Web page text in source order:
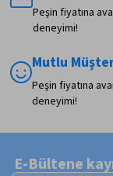
Peşin fiyatına
deneyimi!
Mutlu
Peşin fiyatına
deneyimi!
E-Bültene